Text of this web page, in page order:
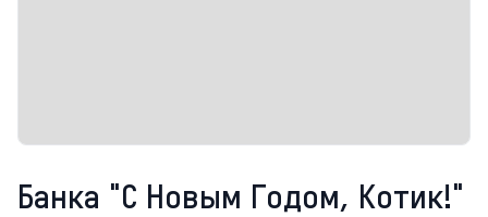
Банка "С Новым Годом, Котик!"